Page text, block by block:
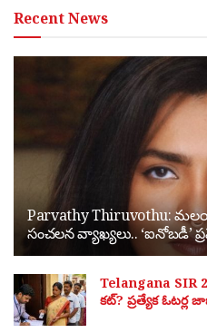
Recent News
Parvathy Thiruvothu:
సంచలన వ్యాఖ్యలు.. ‘ఐనోబడీ’
Telangana SIR
కట్? ప్రత్యేక ఓటర్ల